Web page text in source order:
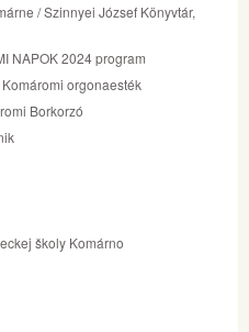
/ Szinnyei József Könyvtár,
NAPOK 2024 program
orgonaesték
Borkorzó
školy Komárno